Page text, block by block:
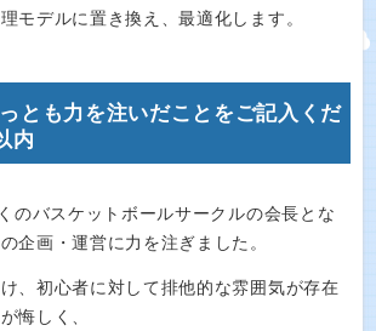
モデルに置き換え、最適化します。
とも力を注いだことをご記入くだ
内
のバスケットボールサークルの会長とな
企画・運営に力を注ぎました。
、初心者に対して排他的な雰囲気が存在
悔しく、